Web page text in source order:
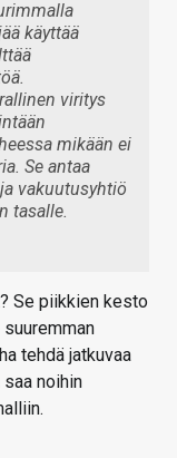
käyttää
viritys
mikään ei
Se antaa
vakuutusyhtiö
tasalle.
Se piikkien kesto
tehdä jatkuvaa
noihin